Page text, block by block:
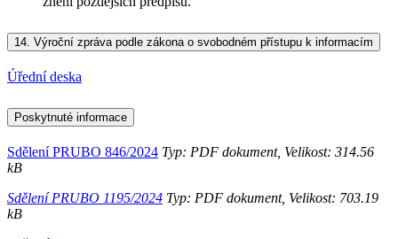
14. Výroční zpráva podle zákona o svobodném přístupu k informacím
Úřední deska
Poskytnuté informace
Sdělení PRUBO 846/2024 Typ: PDF dokument, Velikost: 314.56
kB
Sdělení PRUBO 1195/2024 Typ: PDF dokument, Velikost: 703.19
kB